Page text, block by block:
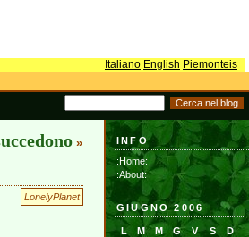
Italiano English Piemonteis
»
LonelyPlanet
INFO
:Home:
:About:
GIUGNO 2006
L M M G V S
D